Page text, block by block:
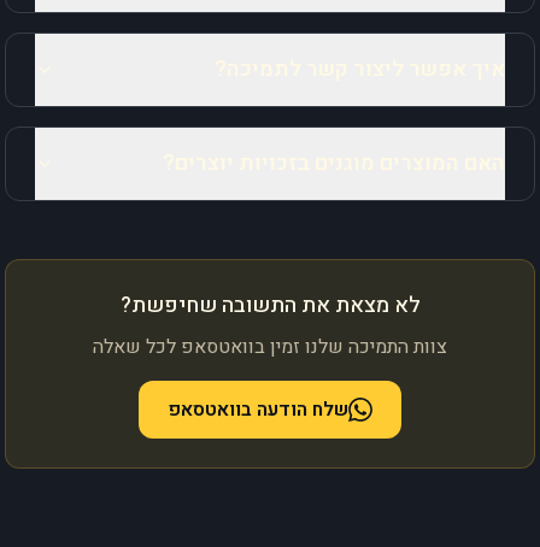
לא מצאת את התשובה שחיפשת?
צוות התמיכה שלנו זמין בוואטסאפ לכל שאלה
שלח הודעה בוואטסאפ